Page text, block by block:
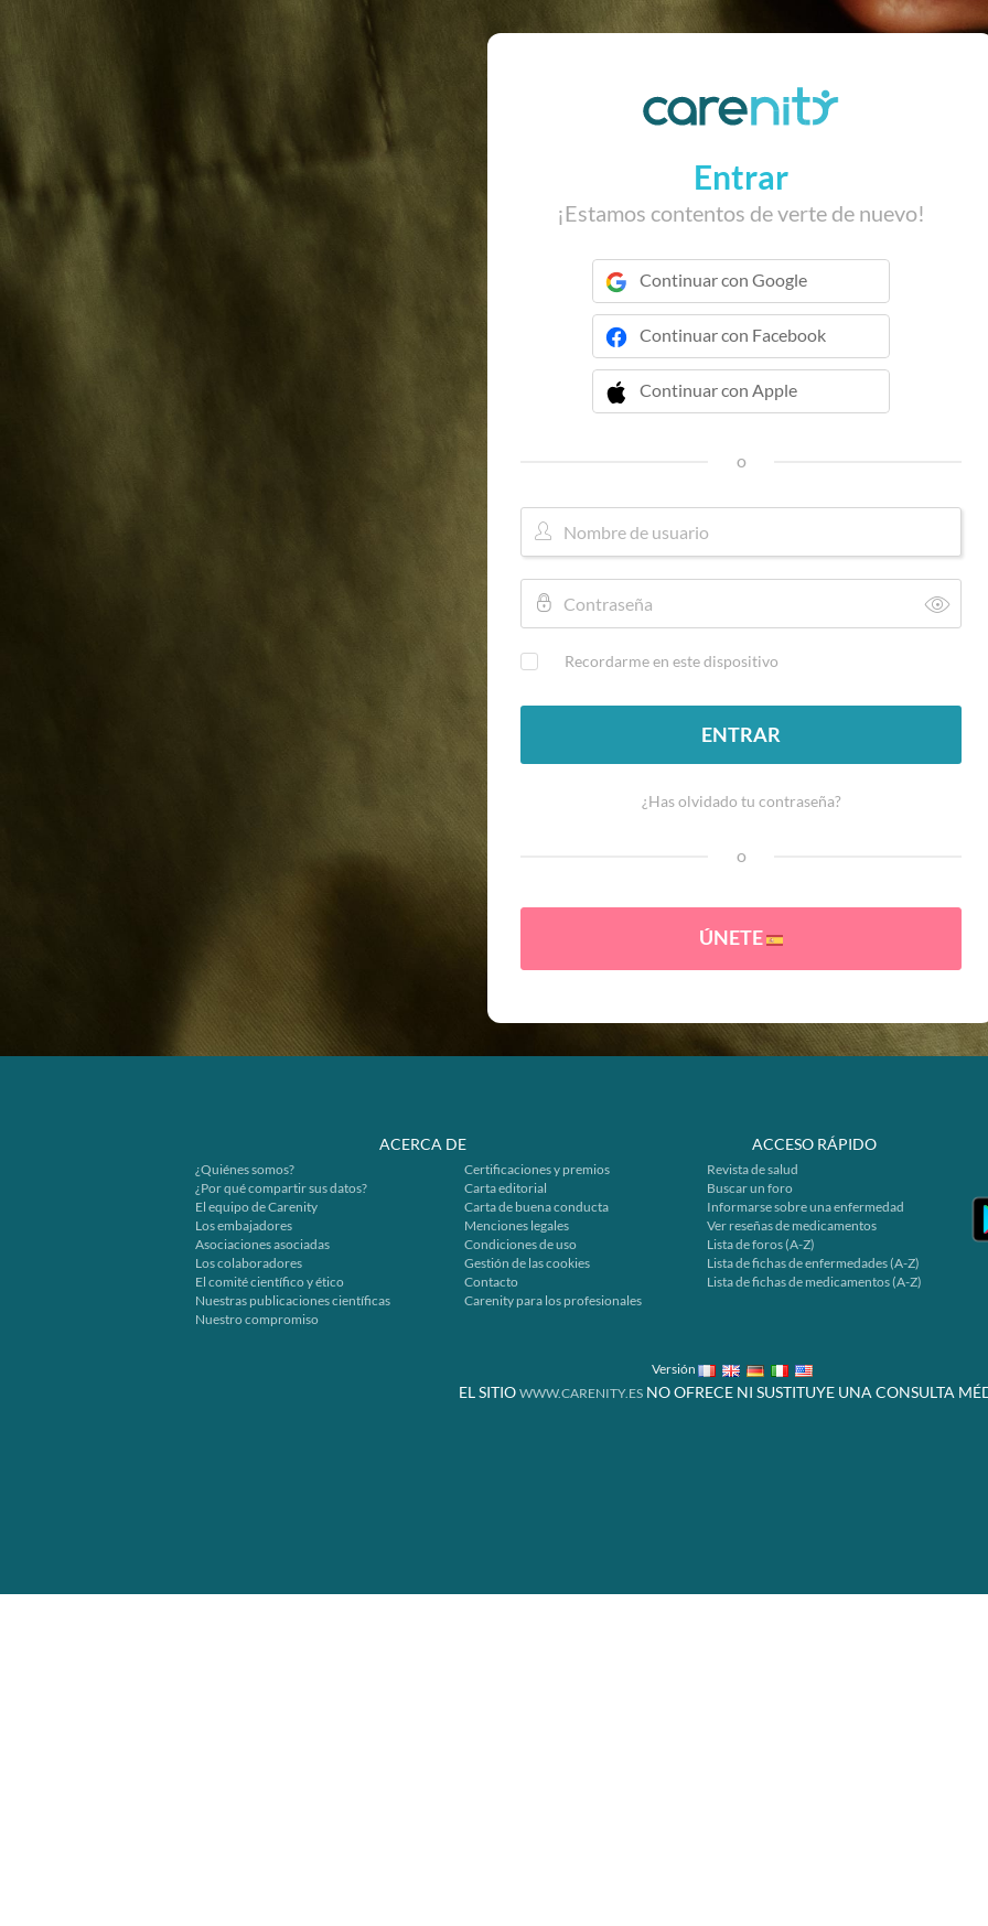
Entrar
¡Estamos contentos de verte de nuevo!
Continuar con Google
Continuar con Facebook
Continuar con Apple
 Continuar con Apple
o
Recordarme en este dispositivo
ENTRAR
¿Has olvidado tu contraseña?
o
ÚNETE
ACERCA DE
¿Quiénes somos?
¿Por qué compartir sus datos?
El equipo de Carenity
Los embajadores
Asociaciones asociadas
Los colaboradores
El comité científico y ético
Nuestras publicaciones científicas
Nuestro compromiso
Certificaciones y premios
Carta editorial
Carta de buena conducta
Menciones legales
Condiciones de uso
Gestión de las cookies
Contacto
Carenity para los profesionales
ACCESO RÁPIDO
Revista de salud
Buscar un foro
Informarse sobre una enfermedad
Ver reseñas de medicamentos
Lista de foros (A-Z)
Lista de fichas de enfermedades (A-Z)
Lista de fichas de medicamentos (A-Z)
Versión
EL SITIO WWW.CARENITY.ES NO OFRECE NI SUSTITUYE UNA CONSULTA